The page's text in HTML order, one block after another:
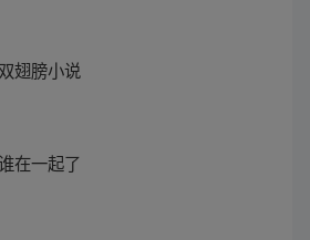
翅膀小说
在一起了